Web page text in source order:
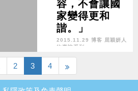
容，不會讓國
家變得更和
諧。」
2015.11.29 博客 屈穎妍人
物專訪系列
2 3 4